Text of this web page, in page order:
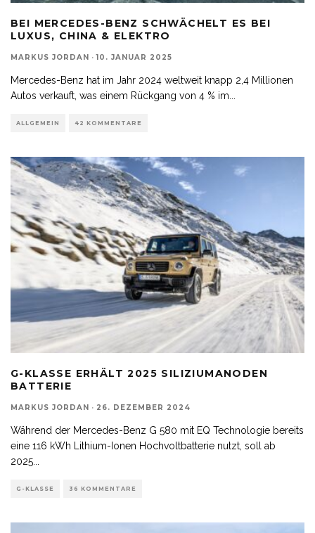
BEI MERCEDES-BENZ SCHWÄCHELT ES BEI
LUXUS, CHINA & ELEKTRO
MARKUS JORDAN · 10. JANUAR 2025
Mercedes-Benz hat im Jahr 2024 weltweit knapp 2,4 Millionen
Autos verkauft, was einem Rückgang von 4 % im
ALLGEMEIN 42 KOMMENTARE
G-KLASSE ERHÄLT 2025 SILIZIUMANODEN
BATTERIE
MARKUS JORDAN · 26. DEZEMBER 2024
Während der Mercedes-Benz G 580 mit EQ Technologie bereits
eine 116 kWh Lithium-Ionen Hochvoltbatterie nutzt, soll ab
2025
G-KLASSE 36 KOMMENTARE